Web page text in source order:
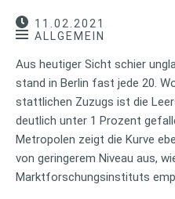
11.02.2021
ALLGEMEIN
Aus heutiger Sicht schier
stand in Berlin fast jede 20.
stattlichen Zuzugs ist die
deutlich unter 1 Prozent
Metropolen zeigt die Kurve
von geringerem Niveau aus,
Marktforschungsinstituts